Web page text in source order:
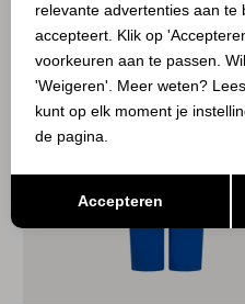
relevante advertenties aan te
accepteert. Klik op
voorkeuren aan te passen.
'Weigeren'. Meer weten? Lees
kunt op elk moment je
de pagina.
Accepteren